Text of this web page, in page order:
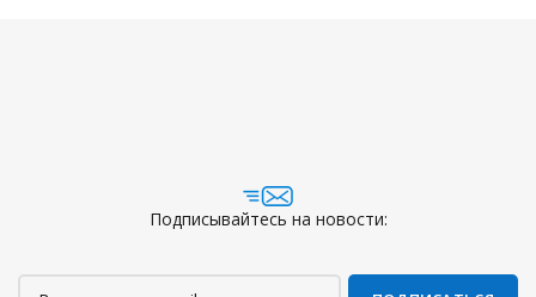
Подписывайтесь на новости: